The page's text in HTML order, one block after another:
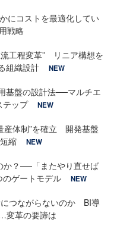
にコストを最適化してい
戦略
工程変革” リニア構想を
組織設計
NEW
基盤の設計法──マルチエ
テップ
NEW
産体制”を確立 開発基盤
縮
NEW
か？──「またやり直せば
ゲートモデル
NEW
につながらないのか BI導
変革の要諦は